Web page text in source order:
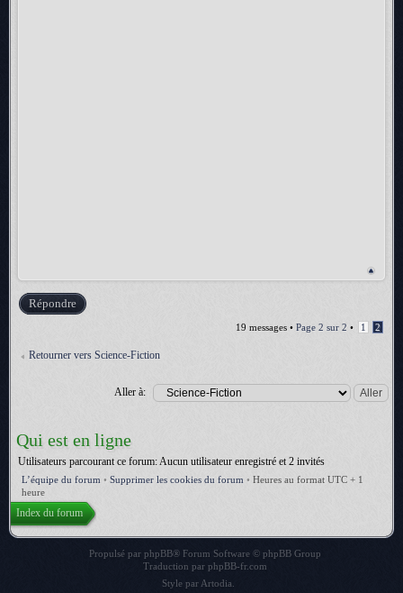
Répondre
19 messages • Page 2 sur 2 • 1 2
Retourner vers Science-Fiction
Aller à:
Qui est en ligne
Utilisateurs parcourant ce forum: Aucun utilisateur enregistré et 2 invités
L’équipe du forum • Supprimer les cookies du forum • Heures au format UTC + 1
heure
Index du forum
Propulsé par phpBB® Forum Software © phpBB Group
Traduction par phpBB-fr.com
Style par Artodia